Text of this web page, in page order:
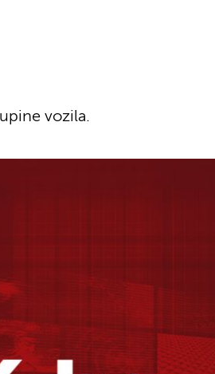
vozila.